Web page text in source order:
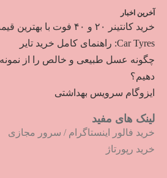
آخرین اخبار
خرید کانتینر ۲۰ و ۴۰ فوت با بهترین قیمت
Car Tyres: راهنمای کامل خرید تایر
چگونه عسل طبیعی و خالص را از
دهیم؟
ایزوگام سرویس بهداشتی
لینک های مفید
خرید فالور اینستاگرام / سرور مجازی
خرید رپورتاژ